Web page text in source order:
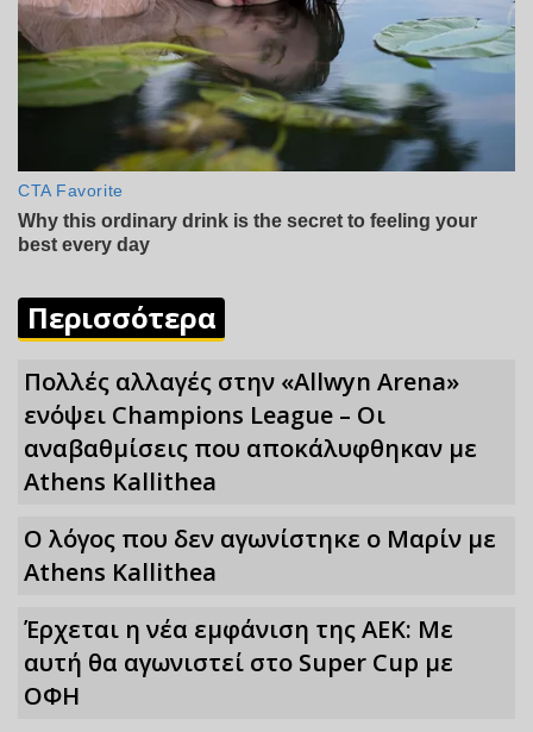
Περισσότερα
Πολλές αλλαγές στην «Allwyn Arena»
ενόψει Champions League – Οι
αναβαθμίσεις που αποκάλυφθηκαν με
Athens Kallithea
Ο λόγος που δεν αγωνίστηκε ο Μαρίν με
Athens Kallithea
Έρχεται η νέα εμφάνιση της ΑΕΚ: Με
αυτή θα αγωνιστεί στο Super Cup με
ΟΦΗ